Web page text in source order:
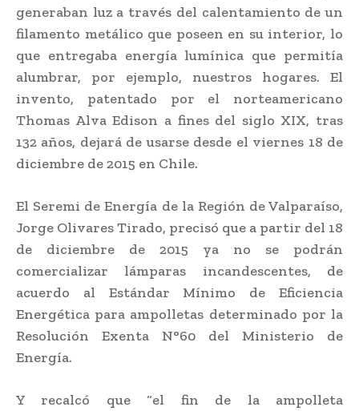
generaban luz a través del calentamiento de un
filamento metálico que poseen en su interior, lo
que entregaba energía lumínica que permitía
alumbrar, por ejemplo, nuestros hogares. El
invento, patentado por el norteamericano
Thomas Alva Edison a fines del siglo XIX, tras
132 años, dejará de usarse desde el viernes 18 de
diciembre de 2015 en Chile.
El Seremi de Energía de la Región de Valparaíso,
Jorge Olivares Tirado, precisó que a partir del 18
de diciembre de 2015 ya no se podrán
comercializar lámparas incandescentes, de
acuerdo al Estándar Mínimo de Eficiencia
Energética para ampolletas determinado por la
Resolución Exenta N°60 del Ministerio de
Energía.
Y recalcó que “el fin de la ampolleta